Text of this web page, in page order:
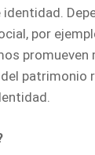
identidad.
por
promueven
patrimonio